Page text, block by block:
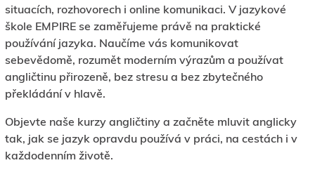
situacích, rozhovorech i online komunikaci. V jazykové
škole EMPIRE se zaměřujeme právě na praktické
používání jazyka. Naučíme vás komunikovat
sebevědomě, rozumět moderním výrazům a používat
angličtinu přirozeně, bez stresu a bez zbytečného
překládání v hlavě.
Objevte naše kurzy angličtiny a začněte mluvit anglicky
tak, jak se jazyk opravdu používá v práci, na cestách i v
každodenním životě.